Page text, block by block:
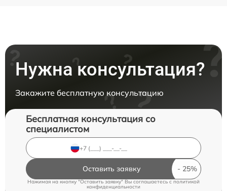
Нужна консультация?
Закажите бесплатную консультацию
Бесплатная консультация со
специалистом
Оставить заявку
Нажимая на кнопку "Оставить заявку" Вы соглашаетесь c политикой
конфиденциальности